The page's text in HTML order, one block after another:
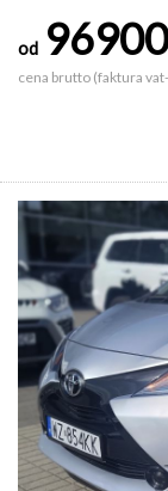
od 96900
cena brutto (faktura